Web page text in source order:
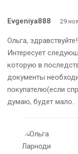
Evgeniya888 29
Ольга, здравствуйте!
Интересует
которую в
документы
покупателю(если
думаю, будет мало..